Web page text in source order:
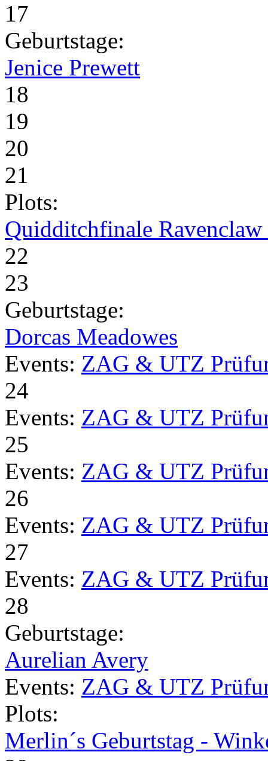
17
Geburtstage:
Jenice Prewett
18
19
20
21
Plots:
Quidditchfinale
22
23
Geburtstage:
Dorcas Meadowes
Events: ZAG & UTZ
24
Events: ZAG & UTZ
25
Events: ZAG & UTZ
26
Events: ZAG & UTZ
27
Events: ZAG & UTZ
28
Geburtstage:
Aurelian Avery
Events: ZAG & UTZ
Plots:
Merlin´s Geburtstag -